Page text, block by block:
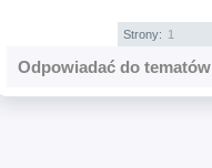
Strony: 1
Odpowiadać do